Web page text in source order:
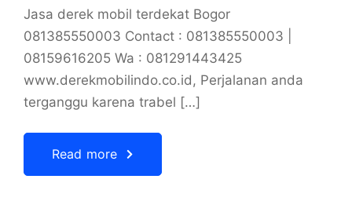
Jasa derek mobil terdekat Bogor
081385550003 Contact : 081385550003 |
08159616205 Wa : 081291443425
www.derekmobilindo.co.id, Perjalanan anda
terganggu karena trabel […]
Read more